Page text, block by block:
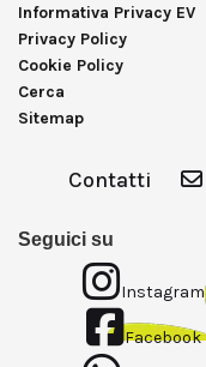
Informativa Privacy EV
Privacy Policy
Cookie Policy
Cerca
Sitemap
Contatti
Seguici su
Instagram
Facebook